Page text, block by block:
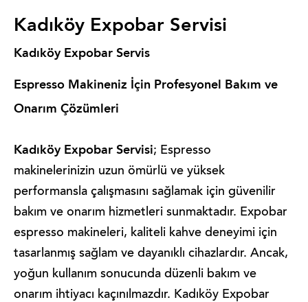
Kadıköy Expobar Servisi
Kadıköy Expobar Servis
Espresso Makineniz İçin Profesyonel Bakım ve
Onarım Çözümleri
Kadıköy Expobar Servisi; Espresso
makinelerinizin uzun ömürlü ve yüksek
performansla çalışmasını sağlamak için güvenilir
bakım ve onarım hizmetleri sunmaktadır. Expobar
espresso makineleri, kaliteli kahve deneyimi için
tasarlanmış sağlam ve dayanıklı cihazlardır. Ancak,
yoğun kullanım sonucunda düzenli bakım ve
onarım ihtiyacı kaçınılmazdır. Kadıköy Expobar